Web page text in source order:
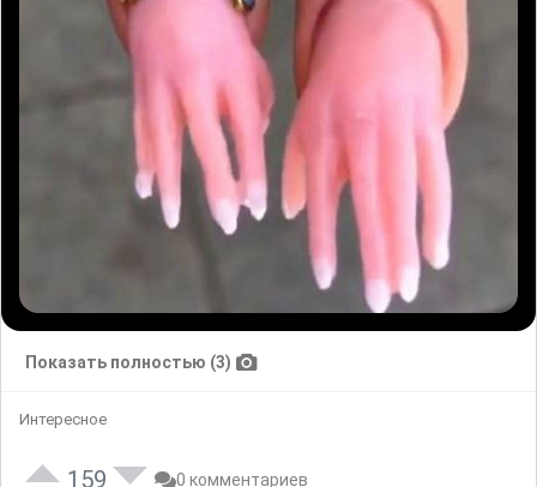
Показать полностью (3)
Интересное
159 0 комментариев